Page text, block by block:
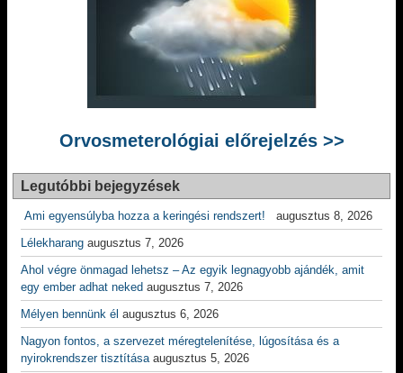
Orvosmeterológiai előrejelzés >>
Legutóbbi bejegyzések
Ami egyensúlyba hozza a keringési rendszert!
augusztus 8, 2026
Lélekharang augusztus 7, 2026
Ahol végre önmagad lehetsz – Az egyik legnagyobb ajándék, amit
egy ember adhat neked augusztus 7, 2026
Mélyen bennünk él augusztus 6, 2026
Nagyon fontos, a szervezet méregtelenítése, lúgosítása és a
nyirokrendszer tisztítása augusztus 5, 2026